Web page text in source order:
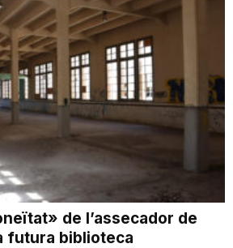
de l’assecador de
futura biblioteca